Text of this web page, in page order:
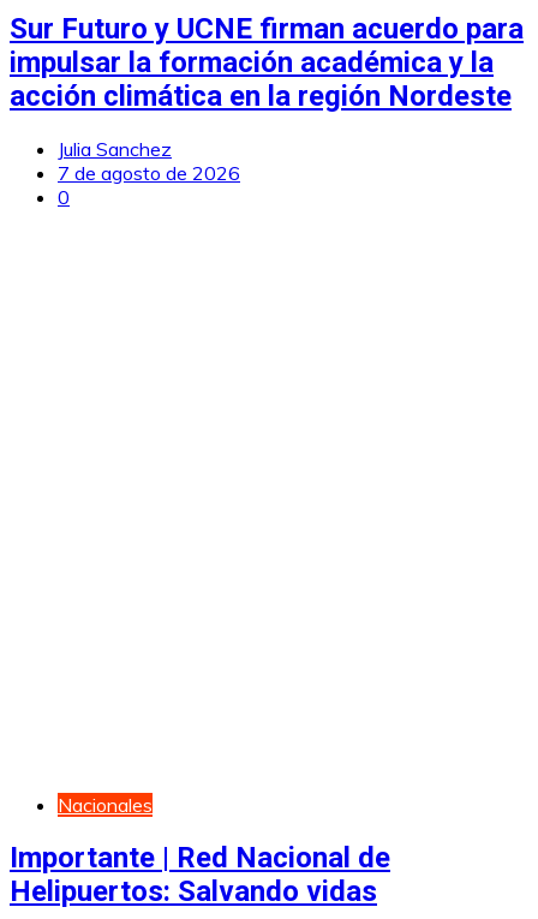
Sur Futuro y UCNE firman acuerdo para
impulsar la formación académica y la
acción climática en la región Nordeste
Julia Sanchez
7 de agosto de 2026
0
Nacionales
Importante | Red Nacional de
Helipuertos: Salvando vidas